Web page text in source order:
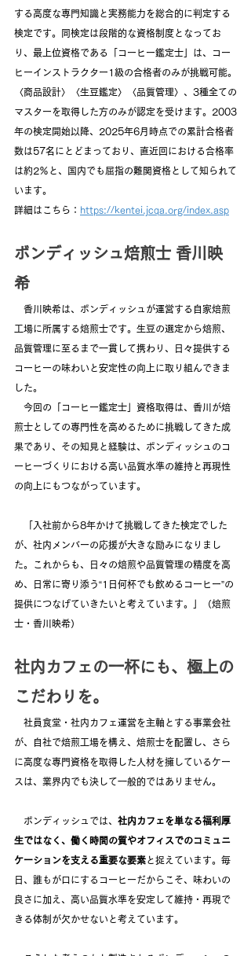
する高度な専門知識と実務能力を総合的に判定する
検定です。同検定は段階的な資格制度となってお
り、最上位資格である「コーヒー鑑定士」は、コー
ヒーインストラクター1級の合格者のみが挑戦可能。
〈商品設計〉〈生豆鑑定〉〈品質管理〉、3種全ての
マスターを取得した方のみが認定を受けます。2003
年の検定開始以降、2025年6月時点での累計合格者
数は57名にとどまっており、直近回における合格率
は約2％と、国内でも屈指の難関資格として知られて
います。
詳細はこちら： https://kentei.jcqa.org/index.asp
ボンディッシュ焙煎士 香川映
希
香川映希は、ボンディッシュが運営する自家焙煎
工場に所属する焙煎士です。生豆の選定から焙煎、
品質管理に至るまで一貫して携わり、日々提供する
コーヒーの味わいと安定性の向上に取り組んできま
した。
今回の「コーヒー鑑定士」資格取得は、香川が焙
煎士としての専門性を高めるために挑戦してきた成
果であり、その知見と経験は、ボンディッシュのコ
ーヒーづくりにおける高い品質水準の維持と再現性
の向上にもつながっています。
「入社前から8年かけて挑戦してきた検定でした
が、社内メンバーの応援が大きな励みになりまし
た。これからも、日々の焙煎や品質管理の精度を高
め、日常に寄り添う“1日何杯でも飲めるコーヒー”の
提供につなげていきたいと考えています。」（焙煎
士・香川映希）
社内カフェの一杯にも、極上の
こだわりを。
社員食堂・社内カフェ運営を主軸とする事業会社
が、自社で焙煎工場を構え、焙煎士を配置し、さら
に高度な専門資格を取得した人材を擁しているケー
スは、業界内でも決して一般的ではありません。
ボンディッシュでは、 社内カフェを単なる福利厚
生ではなく、働く時間の質やオフィスでのコミュニ
ケーションを支える重要な要素と捉えています。毎
日、誰もが口にするコーヒーだからこそ、味わいの
良さに加え、高い品質水準を安定して維持・再現で
きる体制が欠かせないと考えています。